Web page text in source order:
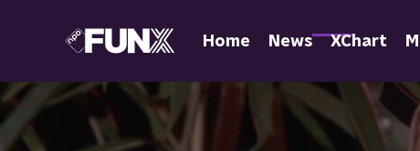
Home News XChart